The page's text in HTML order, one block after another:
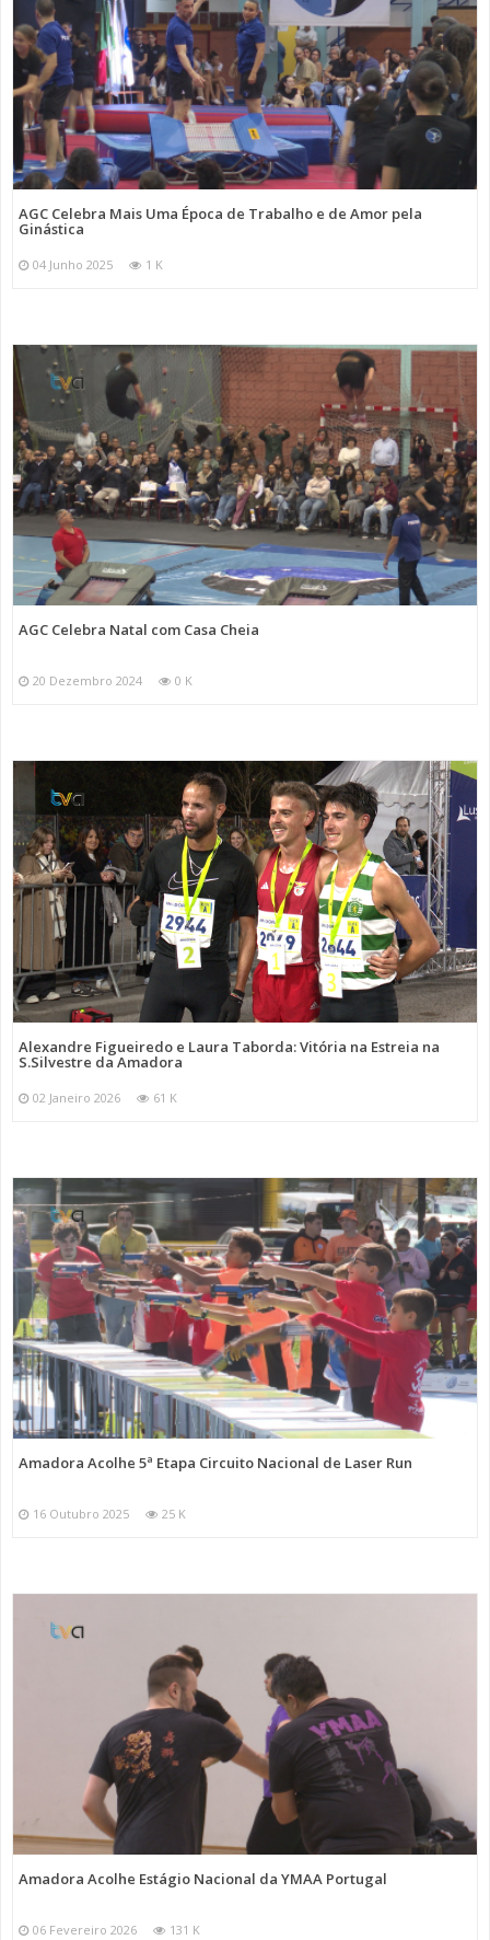
AGC Celebra Mais Uma Época de Trabalho e de Amor pela
Ginástica
04 Junho 2025 1 K
AGC Celebra Natal com Casa Cheia
20 Dezembro 2024 0 K
Alexandre Figueiredo e Laura Taborda: Vitória na Estreia na
S.Silvestre da Amadora
02 Janeiro 2026 61 K
Amadora Acolhe 5ª Etapa Circuito Nacional de Laser Run
16 Outubro 2025 25 K
Amadora Acolhe Estágio Nacional da YMAA Portugal
06 Fevereiro 2026 131 K